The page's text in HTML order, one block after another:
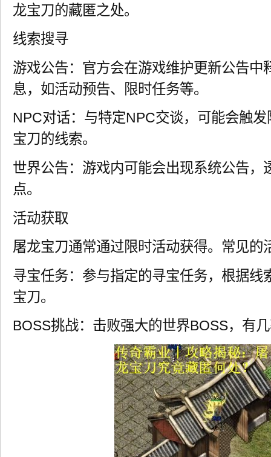
龙宝刀的藏匿之处。
线索搜寻
游戏公告：官方会在游戏维护更新公告中
息，如活动预告、限时任务等。
NPC对话：与特定NPC交谈，可能会触
宝刀的线索。
世界公告：游戏内可能会出现系统公告，
点。
活动获取
屠龙宝刀通常通过限时活动获得。常见的
寻宝任务：参与指定的寻宝任务，根据线
宝刀。
BOSS挑战：击败强大的世界BOSS，有